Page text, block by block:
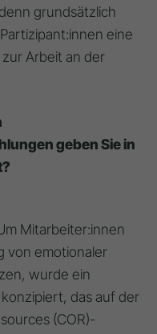
grundsätzlich
eine
Arbeit an der
geben Sie in
Mitarbeiter:innen
von emotionaler
wurde ein
das auf der
(COR)-